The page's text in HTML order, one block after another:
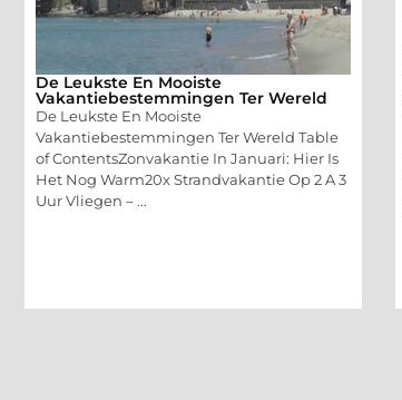
De Leukste En Mooiste
Vakantiebestemmingen Ter Wereld
De Leukste En Mooiste
Vakantiebestemmingen Ter Wereld Table
of ContentsZonvakantie In Januari: Hier Is
Het Nog Warm20x Strandvakantie Op 2 A 3
Uur Vliegen – ...